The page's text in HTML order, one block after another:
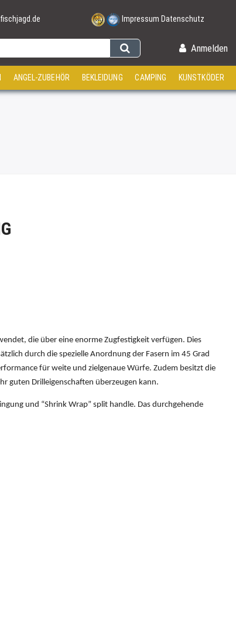
Impressum Datenschutz
Anmelden
ANGEL-ZUBEHÖR BEKLEIDUNG CAMPING KUNSTKÖDER
die über eine enorme Zugfestigkeit verfügen. Dies
durch die spezielle Anordnung der Fasern im 45 Grad
für weite und zielgenaue Würfe. Zudem besitzt die
guten Drilleigenschaften überzeugen kann.
und “Shrink Wrap” split handle. Das durchgehende